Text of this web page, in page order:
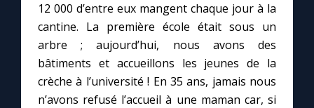
12 000 d’entre eux mangent chaque jour à la
cantine. La première école était sous un
arbre ; aujourd’hui, nous avons des
bâtiments et accueillons les jeunes de la
crèche à l’université ! En 35 ans, jamais nous
n’avons refusé l’accueil à une maman car, si